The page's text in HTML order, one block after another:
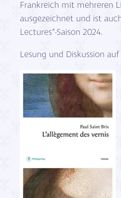
Frankreich mit mehreren
ausgezeichnet und ist
Lectures“-Saison 2024.
Lesung und Diskussion auf